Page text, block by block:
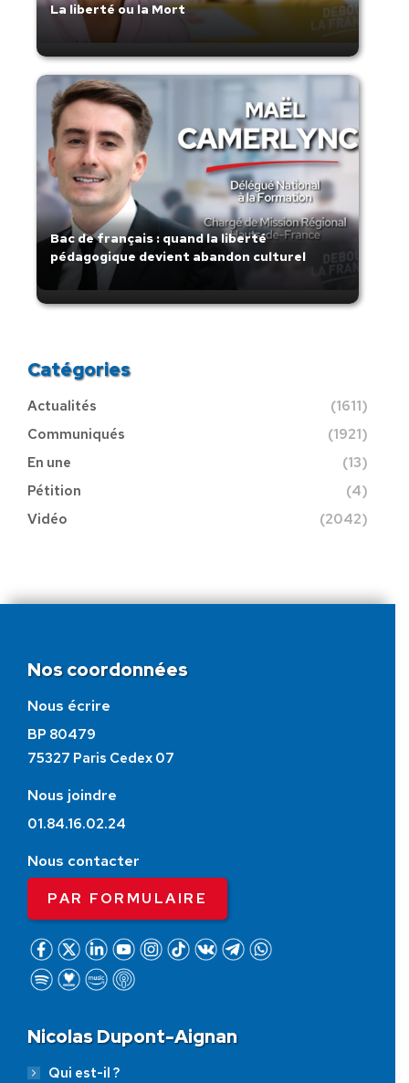
La liberté ou la Mort
Bac de français : quand la liberté
pédagogique devient abandon culturel
Catégories
Actualités
(1611)
Communiqués
(1921)
En une
(13)
Pétition
(4)
Vidéo
(2042)
Nos coordonnées
Nous écrire
BP 80479
75327 Paris Cedex 07
Nous joindre
01.84.16.02.24
Nous contacter
PAR FORMULAIRE
Nicolas Dupont-Aignan
Qui est-il ?